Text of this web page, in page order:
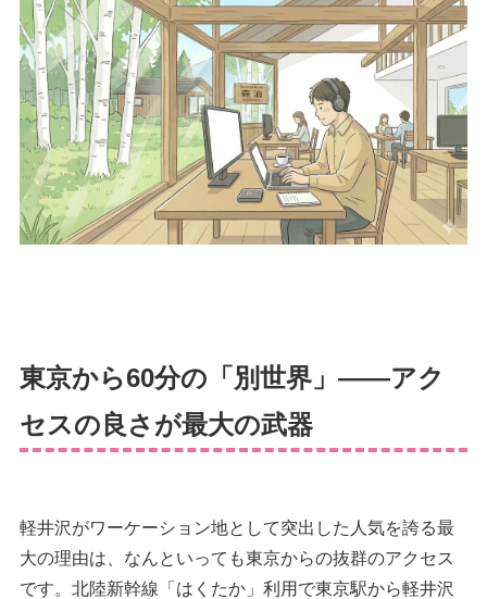
東京から60分の「別世界」——アク
セスの良さが最大の武器
軽井沢がワーケーション地として突出した人気を誇る最
大の理由は、なんといっても東京からの抜群のアクセス
です。北陸新幹線「はくたか」利用で東京駅から軽井沢